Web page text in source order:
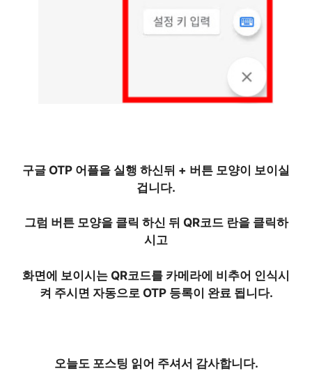
구글 OTP 어플을 실행 하신뒤 + 버튼 모양이 보이실
겁니다.
그럼 버튼 모양을 클릭 하신 뒤 QR코드 란을 클릭하
시고
화면에 보이시는 QR코드를 카메라에 비추어 인식시
켜 주시면 자동으로 OTP 등록이 완료 됩니다.
오늘도 포스팅 읽어 주셔서 감사합니다.